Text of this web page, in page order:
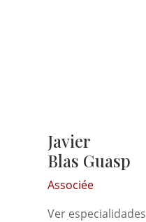
Javier
Blas Guasp
Associée
Ver especialidades